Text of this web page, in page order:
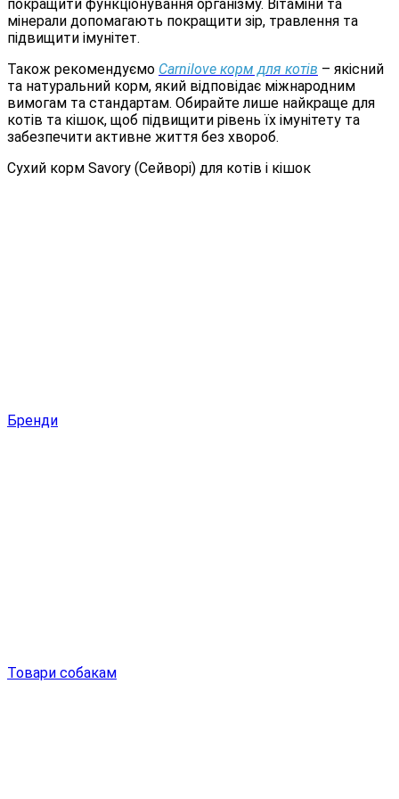
покращити функціонування організму. Вітаміни та
мінерали допомагають покращити зір, травлення та
підвищити імунітет.
Також рекомендуємо Carnilove корм для котів – якісний
та натуральний корм, який відповідає міжнародним
вимогам та стандартам. Обирайте лише найкраще для
котів та кішок, щоб підвищити рівень їх імунітету та
забезпечити активне життя без хвороб.
Сухий корм Savory (Сейворі) для котів і кішок
Бренди
Товари собакам